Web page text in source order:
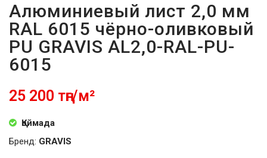
Алюминиевый лист 2,0 мм
RAL 6015 чёрно-оливковый
PU GRAVIS AL2,0-RAL-PU-
6015
25 200 тңг/м²
Қоймада
Бренд: GRAVIS